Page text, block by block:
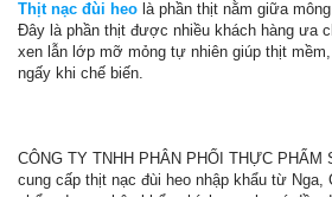
Thịt nạc đùi heo là phần thịt nằm giữa
Đây là phần thịt được nhiều khách hàng ưa
xen lẫn lớp mỡ mỏng tự nhiên giúp thịt
ngấy khi chế biến.
CÔNG TY TNHH PHÂN PHỐI THỰC PHẨM
cung cấp thịt nạc đùi heo nhập khẩu từ